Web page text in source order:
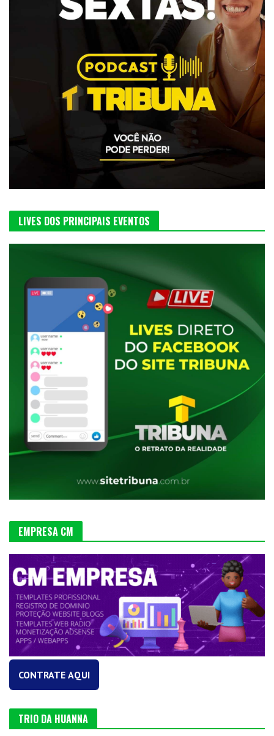
LIVES DOS PRINCIPAIS EVENTOS
EMPRESA CM
CONTRATE AQUI
TRIO DA HUANNA